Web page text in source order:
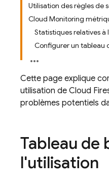
Utilisation des règles de
Cloud Monitoring
Statistiques relatives à
Configurer un tableau
Cette page explique
utilisation de Cloud
problèmes potentiels
Tableau de
l'utilisation